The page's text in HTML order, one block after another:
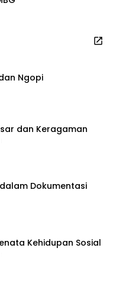
Ngopi
dan Keragaman
Dokumentasi
Kehidupan Sosial